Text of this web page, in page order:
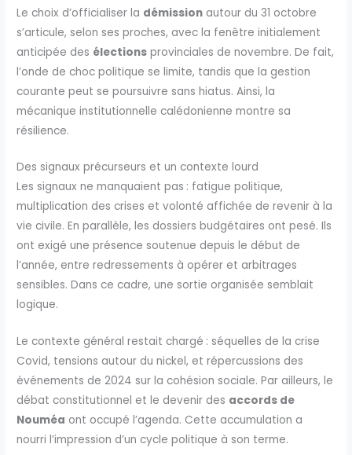
Le choix d’officialiser la démission autour du 31 octobre
s’articule, selon ses proches, avec la fenêtre initialement
anticipée des élections provinciales de novembre. De fait,
l’onde de choc politique se limite, tandis que la gestion
courante peut se poursuivre sans hiatus. Ainsi, la
mécanique institutionnelle calédonienne montre sa
résilience.
Des signaux précurseurs et un contexte lourd
Les signaux ne manquaient pas : fatigue politique,
multiplication des crises et volonté affichée de revenir à la
vie civile. En parallèle, les dossiers budgétaires ont pesé. Ils
ont exigé une présence soutenue depuis le début de
l’année, entre redressements à opérer et arbitrages
sensibles. Dans ce cadre, une sortie organisée semblait
logique.
Le contexte général restait chargé : séquelles de la crise
Covid, tensions autour du nickel, et répercussions des
événements de 2024 sur la cohésion sociale. Par ailleurs, le
débat constitutionnel et le devenir des accords de
Nouméa ont occupé l’agenda. Cette accumulation a
nourri l’impression d’un cycle politique à son terme.